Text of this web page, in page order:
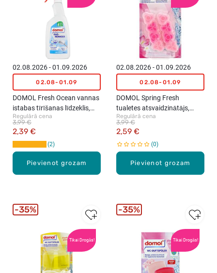
Pievienot grozam
02.08.2026 - 01.09.2026
02.08-01.09
DOMOL Fresh Ocean vannas
istabas tīrīšanas līdzeklis,
750ml
Regulārā cena
2,39 €
3,99 €
2
Pievienot grozam
02.08.2026 - 01.09.2026
02.08-01.09
DOMOL Spring Fresh
tualetes atsvaidzinātājs,
2x48g
Regulārā cena
2,59 €
3,99 €
0
Tikai Drogās!
35%
Tikai Drogās!
35%